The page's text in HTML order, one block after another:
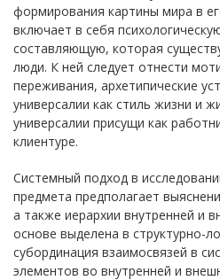
формирования картины мира в
включает в себя
составляющую, которая
люди. К ней следует отнести
переживания, архетипические
универсалии как стиль жизни и
универсалии присущи как
клиентуре.
Системный подход в
предмета предполагает
а также иерархии внутренней и
основе выделена в структурно-
субординация взаимосвязей в
элементов во внутренней и